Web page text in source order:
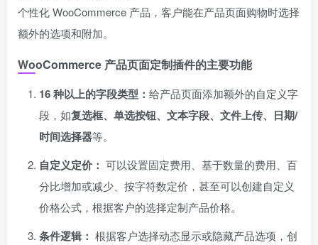
个性化 WooCommerce 产品，客户能在产品页面购物时选择
额外的选项和附加。
WooCommerce 产品页面定制插件的主要功能
16 种以上的字段类型： 给产品页面添加额外的自定义字
段，如复选框、单选按钮、文本字段、文件上传、日期/
时间选择器等。
自定义定价： 可以设置固定费用、基于数量的费用、百
分比增加或减少、按字符数定价，甚至可以创建自定义
价格公式，根据客户的选择定制产品价格。
条件逻辑： 根据客户选择动态显示或隐藏产品选项，创